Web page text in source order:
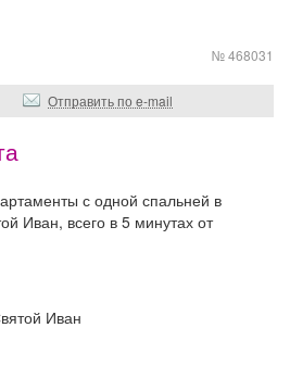
№ 468031
Отправить по e-mail
с одной спальней в
Иван, всего в 5 минутах от
Иван